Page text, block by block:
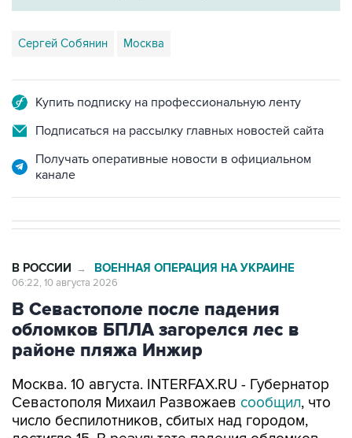
Сергей Собянин Москва
Купить подписку на профессиональную ленту
Подписаться на рассылку главных новостей сайта
Получать оперативные новости в официальном
канале
В РОССИИ → ВОЕННАЯ ОПЕРАЦИЯ НА УКРАИНЕ
06:22, 10 августа 2026
В Севастополе после падения
обломков БПЛА загорелся лес в
районе пляжа Инжир
Москва. 10 августа. INTERFAX.RU - Губернатор
Севастополя Михаил Развожаев сообщил, что
число беспилотников, сбитых над городом,